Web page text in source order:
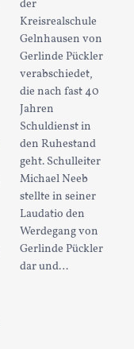
der
Kreisrealschule
Gelnhausen von
Gerlinde Pückler
verabschiedet,
die nach fast 40
Jahren
Schuldienst in
den Ruhestand
geht. Schulleiter
Michael Neeb
stellte in seiner
Laudatio den
Werdegang von
Gerlinde Pückler
dar und…